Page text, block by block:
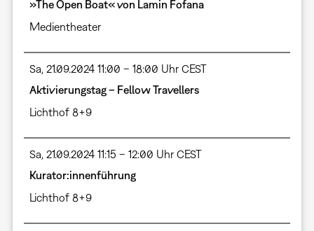
»The Open Boat« von Lamin Fofana
Medientheater
Sa, 21.09.2024 11:00 – 18:00 Uhr CEST
Aktivierungstag – Fellow Travellers
Lichthof 8+9
Sa, 21.09.2024 11:15 – 12:00 Uhr CEST
Kurator:innenführung
Lichthof 8+9